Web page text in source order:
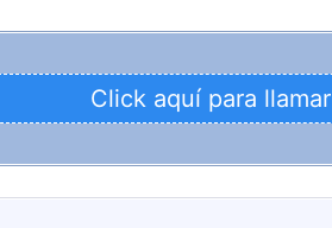
Click aquí para llamar